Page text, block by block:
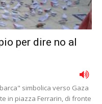
per dire no al
simbolica verso Gaza
in piazza Ferrarin, di fronte